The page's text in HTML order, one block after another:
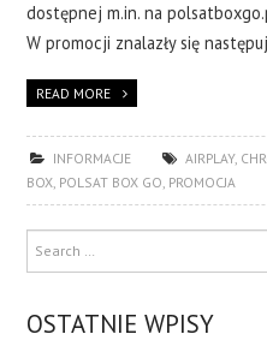
dostępnej m.in. na
W promocji znalazły się
READ MORE
INFORMACJE AIRPLAY,
BOX, POLSAT BOX GO, PROMOCJA
OSTATNIE WPISY